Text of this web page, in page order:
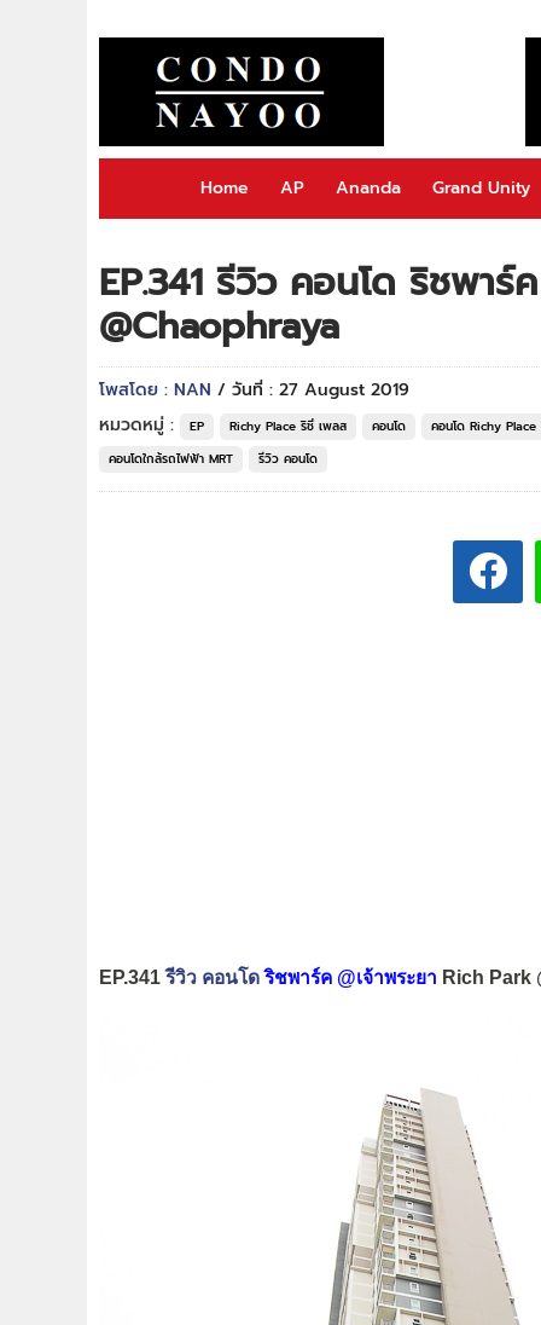
Home AP Ananda Grand Unity
EP.341 รีวิว คอนโด ริชพาร์
@Chaophraya
โพสโดย : NAN / วันที่ : 27 August 2019
หมวดหมู่ :
EP Richy Place ริชี่ เพลส คอนโด
คอนโด Richy Place
คอนโดใกล้รถไฟฟ้า MRT
รีวิว คอนโด
EP.341รีวิว คอนโดริชพาร์ค @เจ้าพระยา Rich Park